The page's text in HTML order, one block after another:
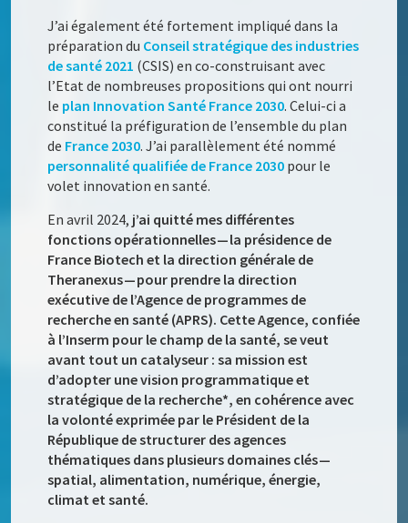
J’ai également été fortement impliqué dans la
préparation du Conseil stratégique des industries
de santé 2021 (CSIS) en co-construisant avec
l’Etat de nombreuses propositions qui ont nourri
le plan Innovation Santé France 2030. Celui-ci a
constitué la préfiguration de l’ensemble du plan
de France 2030. J’ai parallèlement été nommé
personnalité qualifiée de France 2030 pour le
volet innovation en santé.
En avril 2024, j’ai quitté mes différentes
fonctions opérationnelles — la présidence de
France Biotech et la direction générale de
Theranexus — pour prendre la direction
exécutive de l’Agence de programmes de
recherche en santé (APRS). Cette Agence, confiée
à l’Inserm pour le champ de la santé, se veut
avant tout un catalyseur : sa mission est
d’adopter une vision programmatique et
stratégique de la recherche*, en cohérence avec
la volonté exprimée par le Président de la
République de structurer des agences
thématiques dans plusieurs domaines clés —
spatial, alimentation, numérique, énergie,
climat et santé.